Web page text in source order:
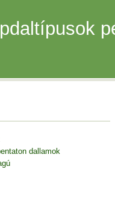
dallamok